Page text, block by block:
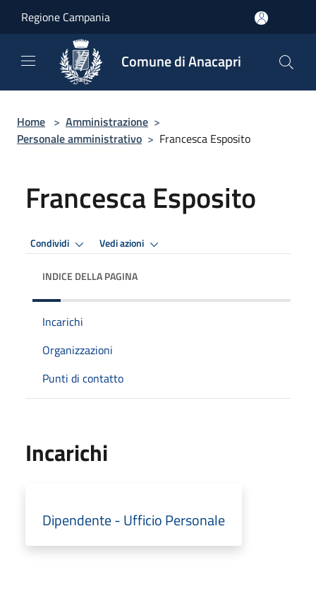
Regione Campania
Comune di Anacapri
Home > Amministrazione >
Personale amministrativo > Francesca Esposito
Francesca Esposito
Condividi Vedi azioni
INDICE DELLA PAGINA
Incarichi
Organizzazioni
Punti di contatto
Incarichi
Dipendente - Ufficio Personale